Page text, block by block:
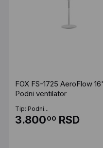
FOX FS-1725 AeroFlow
Podni ventilator
Tip: Podni...
3.80000 RSD